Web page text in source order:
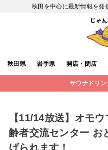
秋田を中心に最新情報を発
秋田県 岩手県 開店・閉店
サウナドリン
【11/14放送】オモ
齢者交流センター お
げられます！